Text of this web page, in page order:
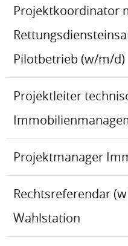
Projektkoordinator
Pilotbetrieb (w/m/d)
Projektleiter
Projektmanager
Rechtsreferendar
Wahlstation